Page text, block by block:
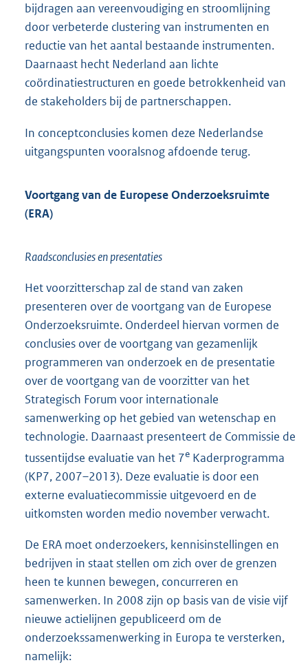
bijdragen aan vereenvoudiging en stroomlijning
door verbeterde clustering van instrumenten en
reductie van het aantal bestaande instrumenten.
Daarnaast hecht Nederland aan lichte
coördinatiestructuren en goede betrokkenheid van
de stakeholders bij de partnerschappen.
In conceptconclusies komen deze Nederlandse
uitgangspunten vooralsnog afdoende terug.
Voortgang van de Europese Onderzoeksruimte
(ERA)
Raadsconclusies en presentaties
Het voorzitterschap zal de stand van zaken
presenteren over de voortgang van de Europese
Onderzoeksruimte. Onderdeel hiervan vormen de
conclusies over de voortgang van gezamenlijk
programmeren van onderzoek en de presentatie
over de voortgang van de voorzitter van het
Strategisch Forum voor internationale
samenwerking op het gebied van wetenschap en
technologie. Daarnaast presenteert de Commissie de
tussentijdse evaluatie van het 7e Kaderprogramma
(KP7, 2007–2013). Deze evaluatie is door een
externe evaluatiecommissie uitgevoerd en de
uitkomsten worden medio november verwacht.
De ERA moet onderzoekers, kennisinstellingen en
bedrijven in staat stellen om zich over de grenzen
heen te kunnen bewegen, concurreren en
samenwerken. In 2008 zijn op basis van de visie vijf
nieuwe actielijnen gepubliceerd om de
onderzoekssamenwerking in Europa te versterken,
namelijk: